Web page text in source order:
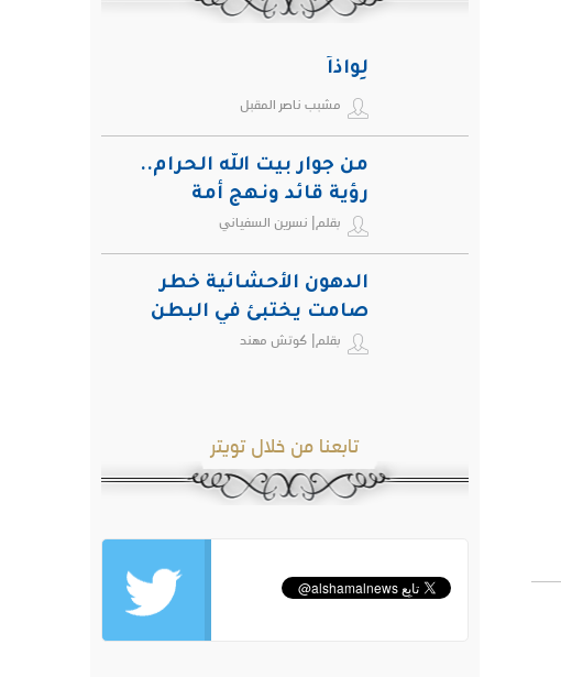
لِواذاً
مشبب ناصر المقبل
من جوار بيت الله الحرام..
رؤية قائد ونهج أمة
بقلم| نسرين السفياني
الدهون الأحشائية خطر
صامت يختبئ في البطن
ويهدد صحة الإنسان
بقلم| كوتش مهند
تابعنا من خلال تويتر